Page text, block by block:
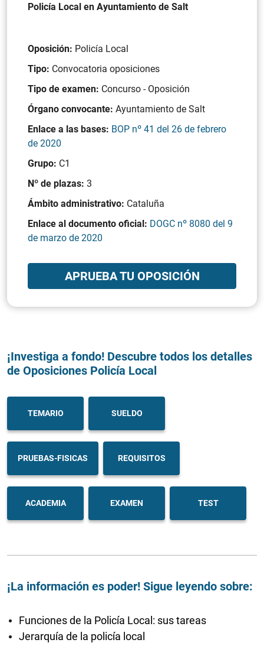
Policía Local en Ayuntamiento de Salt
Oposición: Policía Local
Tipo: Convocatoria oposiciones
Tipo de examen: Concurso - Oposición
Órgano convocante: Ayuntamiento de Salt
Enlace a las bases: BOP nº 41 del 26 de febrero
de 2020
Grupo: C1
Nº de plazas: 3
Ámbito administrativo: Cataluña
Enlace al documento oficial: DOGC nº 8080 del 9
de marzo de 2020
APRUEBA TU OPOSICIÓN
¡Investiga a fondo! Descubre todos los detalles
de Oposiciones Policía Local
TEMARIO SUELDO
PRUEBAS-FISICAS REQUISITOS
ACADEMIA EXAMEN TEST
¡La información es poder! Sigue leyendo sobre:
Funciones de la Policía Local: sus tareas
Jerarquía de la policía local